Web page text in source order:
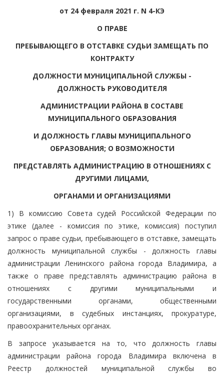
от 24 февраля 2021 г. N 4-КЭ
О ПРАВЕ
ПРЕБЫВАЮЩЕГО В ОТСТАВКЕ СУДЬИ ЗАМЕЩАТЬ ПО
КОНТРАКТУ
ДОЛЖНОСТИ МУНИЦИПАЛЬНОЙ СЛУЖБЫ -
ДОЛЖНОСТЬ РУКОВОДИТЕЛЯ
АДМИНИСТРАЦИИ РАЙОНА В СОСТАВЕ
МУНИЦИПАЛЬНОГО ОБРАЗОВАНИЯ
И ДОЛЖНОСТЬ ГЛАВЫ МУНИЦИПАЛЬНОГО
ОБРАЗОВАНИЯ; О ВОЗМОЖНОСТИ
ПРЕДСТАВЛЯТЬ АДМИНИСТРАЦИЮ В ОТНОШЕНИЯХ С
ДРУГИМИ ЛИЦАМИ,
ОРГАНАМИ И ОРГАНИЗАЦИЯМИ
1) В комиссию Совета судей Российской Федерации по
этике (далее - комиссия по этике, комиссия) поступил
запрос о праве судьи, пребывающего в отставке, замещать
должность муниципальной службы - должность главы
администрации Ленинского района города Владимира, а
также о праве представлять администрацию района в
отношениях с другими муниципальными и
государственными органами, общественными
организациями, в судебных инстанциях, прокуратуре,
правоохранительных органах.
В запросе указывается на то, что должность главы
администрации района города Владимира включена в
Реестр должностей муниципальной службы во